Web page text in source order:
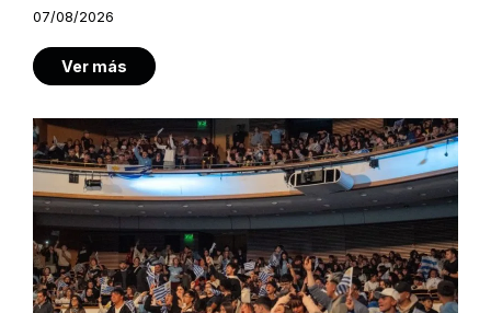
07/08/2026
Ver más